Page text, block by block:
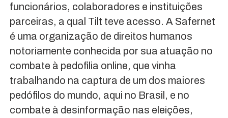
funcionários, colaboradores e instituições
parceiras, a qual Tilt teve acesso. A Safernet
é uma organização de direitos humanos
notoriamente conhecida por sua atuação no
combate à pedofilia online, que vinha
trabalhando na captura de um dos maiores
pedófilos do mundo, aqui no Brasil, e no
combate à desinformação nas eleições,